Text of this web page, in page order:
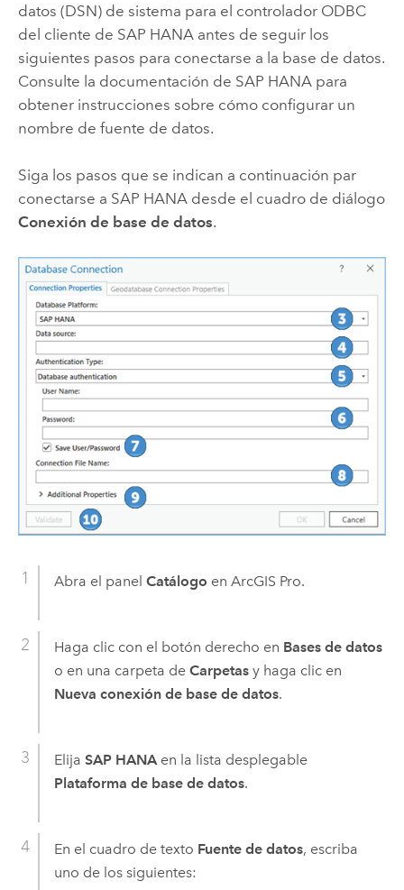
datos (DSN) de sistema para el controlador ODBC
del cliente de SAP HANA antes de seguir los
siguientes pasos para conectarse a la base de datos.
Consulte la documentación de SAP HANA para
obtener instrucciones sobre cómo configurar un
nombre de fuente de datos.
Siga los pasos que se indican a continuación par
conectarse a SAP HANA desde el cuadro de diálogo
Conexión de base de datos.
Abra el panel Catálogo en ArcGIS Pro.
Haga clic con el botón derecho en Bases de datos
o en una carpeta de Carpetasy haga clic en
Nueva conexión de base de datos.
Elija SAP HANAen la lista desplegable
Plataforma de base de datos.
En el cuadro de texto Fuente de datos, escriba
uno de los siguientes: